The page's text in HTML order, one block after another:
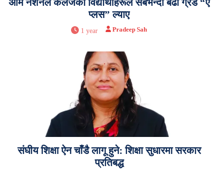
प्लस” ल्याए
1 year Pradeep Sah
संघीय शिक्षा ऐन चाँडै लागू हुने: शिक्षा सुधारमा सरकार
प्रतिबद्ध